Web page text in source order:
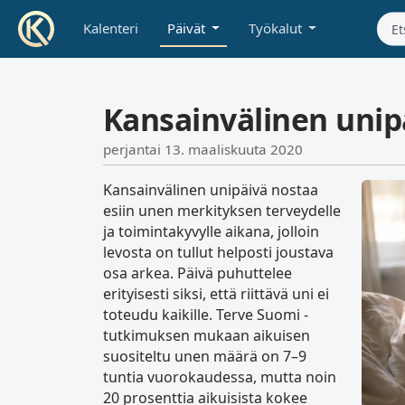
Kalenteri Päivät Työkalut
Kansainvälinen
perjantai 13. maaliskuuta 2020
Kansainvälinen unipäivä nostaa
esiin unen merkityksen terveydelle
ja toimintakyvylle aikana, jolloin
levosta on tullut helposti joustava
osa arkea. Päivä puhuttelee
erityisesti siksi, että riittävä uni ei
toteudu kaikille. Terve Suomi -
tutkimuksen mukaan aikuisen
suositeltu unen määrä on 7–9
tuntia vuorokaudessa, mutta noin
20 prosenttia aikuisista kokee